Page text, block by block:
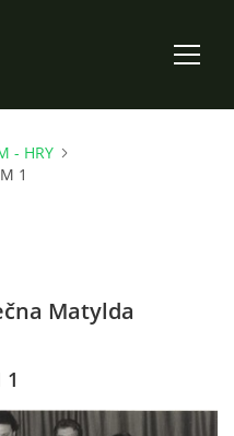
- HRY
1
Matylda
1